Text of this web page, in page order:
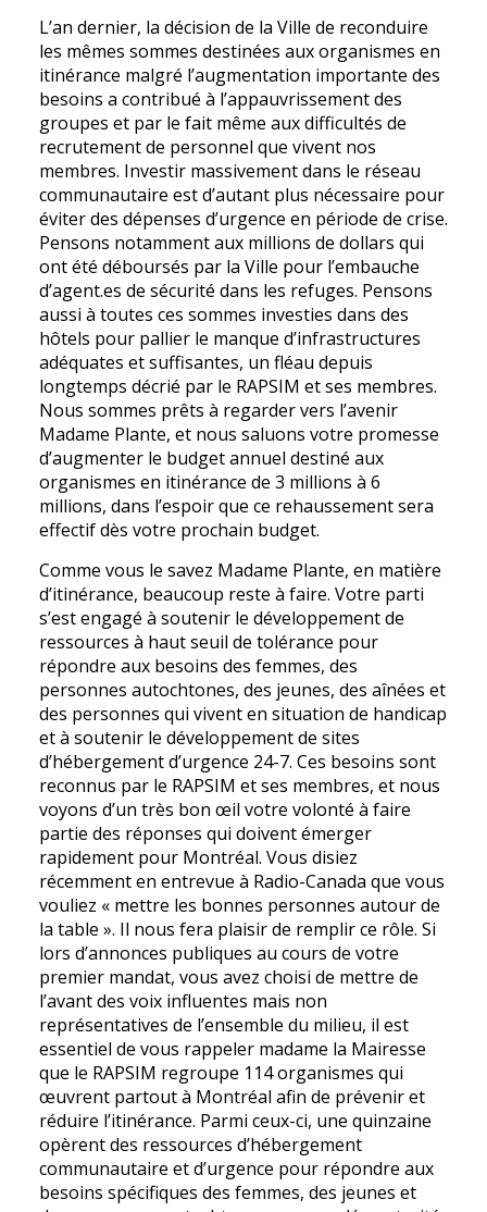
L’an dernier, la décision de la Ville de reconduire
les mêmes sommes destinées aux organismes en
itinérance malgré l’augmentation importante des
besoins a contribué à l’appauvrissement des
groupes et par le fait même aux difficultés de
recrutement de personnel que vivent nos
membres. Investir massivement dans le réseau
communautaire est d’autant plus nécessaire pour
éviter des dépenses d’urgence en période de crise.
Pensons notamment aux millions de dollars qui
ont été déboursés par la Ville pour l’embauche
d’agent.es de sécurité dans les refuges. Pensons
aussi à toutes ces sommes investies dans des
hôtels pour pallier le manque d’infrastructures
adéquates et suffisantes, un fléau depuis
longtemps décrié par le RAPSIM et ses membres.
Nous sommes prêts à regarder vers l’avenir
Madame Plante, et nous saluons votre promesse
d’augmenter le budget annuel destiné aux
organismes en itinérance de 3 millions à 6
millions, dans l’espoir que ce rehaussement sera
effectif dès votre prochain budget.
Comme vous le savez Madame Plante, en matière
d’itinérance, beaucoup reste à faire. Votre parti
s’est engagé à soutenir le développement de
ressources à haut seuil de tolérance pour
répondre aux besoins des femmes, des
personnes autochtones, des jeunes, des aînées et
des personnes qui vivent en situation de handicap
et à soutenir le développement de sites
d’hébergement d’urgence 24-7. Ces besoins sont
reconnus par le RAPSIM et ses membres, et nous
voyons d’un très bon œil votre volonté à faire
partie des réponses qui doivent émerger
rapidement pour Montréal. Vous disiez
récemment en entrevue à Radio-Canada que vous
vouliez « mettre les bonnes personnes autour de
la table ». Il nous fera plaisir de remplir ce rôle. Si
lors d’annonces publiques au cours de votre
premier mandat, vous avez choisi de mettre de
l’avant des voix influentes mais non
représentatives de l’ensemble du milieu, il est
essentiel de vous rappeler madame la Mairesse
que le RAPSIM regroupe 114 organismes qui
œuvrent partout à Montréal afin de prévenir et
réduire l’itinérance. Parmi ceux-ci, une quinzaine
opèrent des ressources d’hébergement
communautaire et d’urgence pour répondre aux
besoins spécifiques des femmes, des jeunes et